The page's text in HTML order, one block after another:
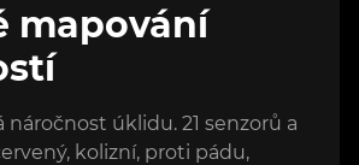
mapování
náročnost úklidu. 21 senzorů a
kolizní, proti pádu,